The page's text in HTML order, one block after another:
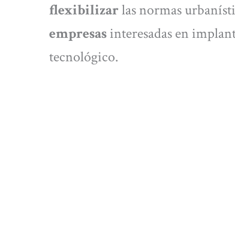
flexibilizarlas normas
empresasinteresadas en
tecnológico.